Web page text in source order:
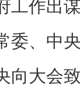
工作出
委、中
向大会